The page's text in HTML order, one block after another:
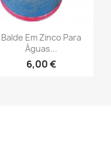
Balde Em Zinco Para
Águas...
6,00 €